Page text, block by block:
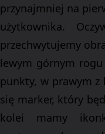
przynajmniej na
użytkownika.
przechwytujemy
lewym górnym
punkty, w prawym z
się marker, który
kolei mamy